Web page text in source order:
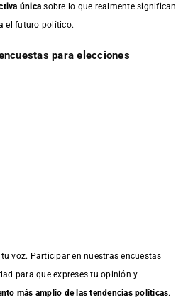
única sobre lo que realmente significan
el futuro político.
para elecciones
voz. Participar en nuestras encuestas
para que expreses tu opinión y
más amplio de las tendencias políticas.